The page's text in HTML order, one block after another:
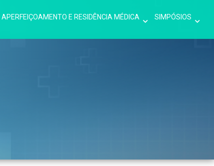
APERFEIÇOAMENTO E RESIDÊNCIA MÉDICA SIMPÓSIOS